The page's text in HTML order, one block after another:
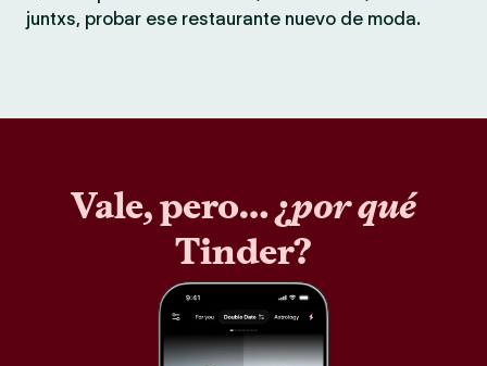
juntxs, probar ese restaurante nuevo de moda.
Vale, pero… ¿por qué
Tinder?